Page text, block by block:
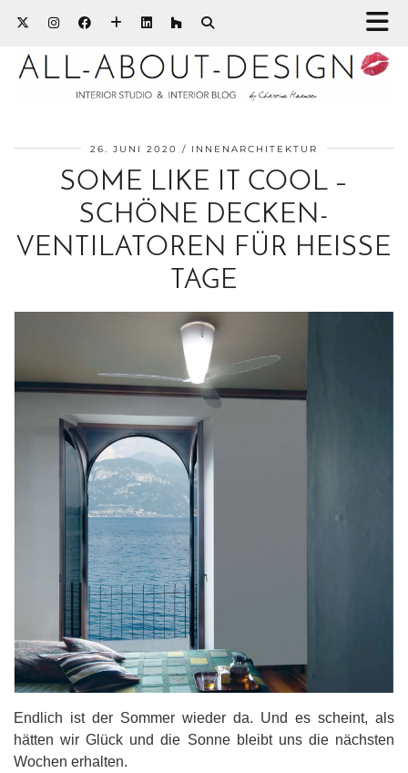
26. JUNI 2020 INNENARCHITEKTUR
SOME LIKE IT COOL –
SCHÖNE DECKEN-
VENTILATOREN FÜR HEISSE
TAGE
Endlich ist der Sommer wieder da. Und es scheint, als
hätten wir Glück und die Sonne bleibt uns die nächsten
Wochen erhalten.